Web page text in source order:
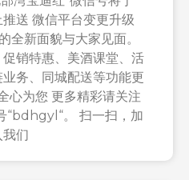
送 微信平台变更升级
全新面貌与大家见面。
销特惠、美酒课堂、活
务、同城配送等功能更
心为您 更多精彩请关注
“bdhgyl“。 扫一扫，加
我们